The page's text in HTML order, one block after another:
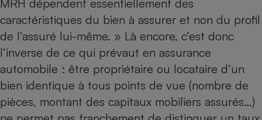
MRH dépendent essentiellement des
caractéristiques du bien à assurer et non du profil
de l’assuré lui-même. » Là encore, c’est donc
l’inverse de ce qui prévaut en assurance
automobile : être propriétaire ou locataire d’un
bien identique à tous points de vue (nombre de
pièces, montant des capitaux mobiliers assurés…)